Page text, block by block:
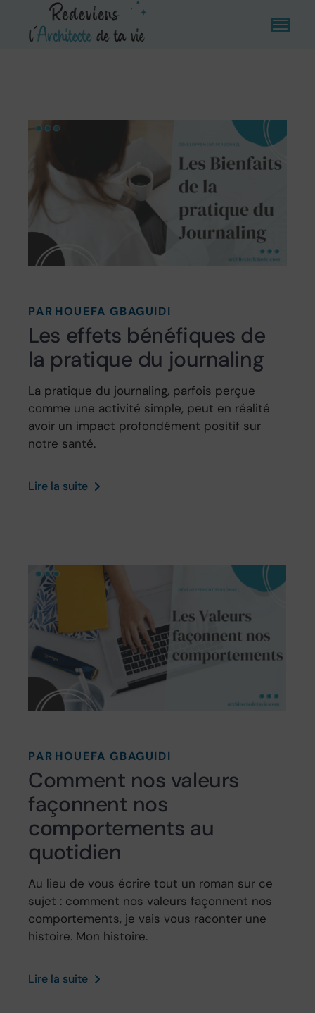
PAR HOUEFA GBAGUIDI
Les effets bénéfiques de
la pratique du journaling
La pratique du journaling, parfois perçue
comme une activité simple, peut en réalité
avoir un impact profondément positif sur
notre santé.
Lire la suite
PAR HOUEFA GBAGUIDI
Comment nos valeurs
façonnent nos
comportements au
quotidien
Au lieu de vous écrire tout un roman sur ce
sujet : comment nos valeurs façonnent nos
comportements, je vais vous raconter une
histoire. Mon histoire.
Lire la suite